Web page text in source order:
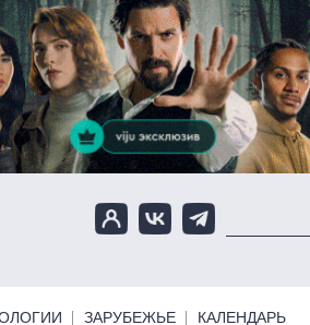
ЗАРУБЕЖЬЕ КАЛЕНДАРЬ